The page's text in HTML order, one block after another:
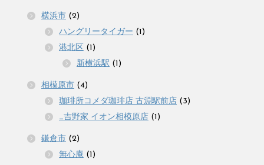
横浜市 (2)
ハングリータイガー (1)
港北区 (1)
新横浜駅 (1)
相模原市 (4)
珈琲所コメダ珈琲店 古淵駅前店 (3)
_吉野家 イオン相模原店 (1)
鎌倉市 (2)
無心庵 (1)